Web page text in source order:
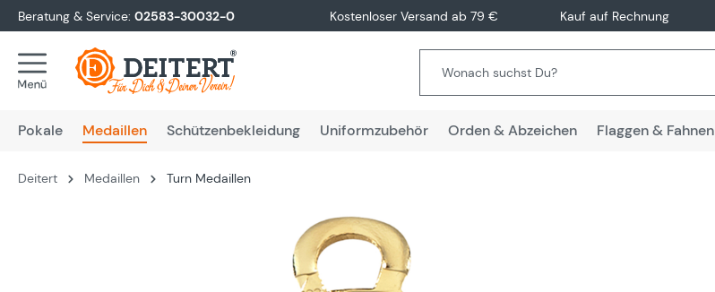
Zur Hauptnavigation springen
Beratung & Service: 02583-30032-0 Kostenloser Versand ab 79 € Kauf auf Rechnung
Pokale Medaillen Schützenbekleidung Uniformzubehör Orden & Abzeichen Flaggen & Fahnen
Deitert Medaillen Turn Medaillen